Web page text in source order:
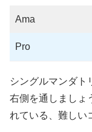
Ama
Pro
シングルマンダト
右側を通しましょ
れている、難しい